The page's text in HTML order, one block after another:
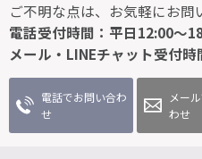
ご不明な点は、お気軽にお問
電話受付時間：平日12:00～
メール・LINEチャット受付
電話でお問い合わ
せ
メー
わせ